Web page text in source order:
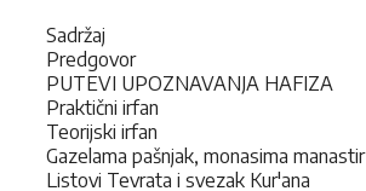
Sadržaj
Predgovor
PUTEVI UPOZNAVANJA HAFIZA
Praktični irfan
Teorijski irfan
Gazelama pašnjak, monasima manastir
Listovi Tevrata i svezak Kur'ana